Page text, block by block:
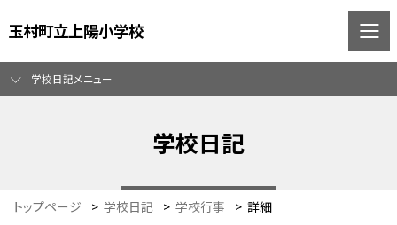
玉村町立上陽小学校
学校日記メニュー
学校日記
トップページ > 学校日記 > 学校行事 > 詳細